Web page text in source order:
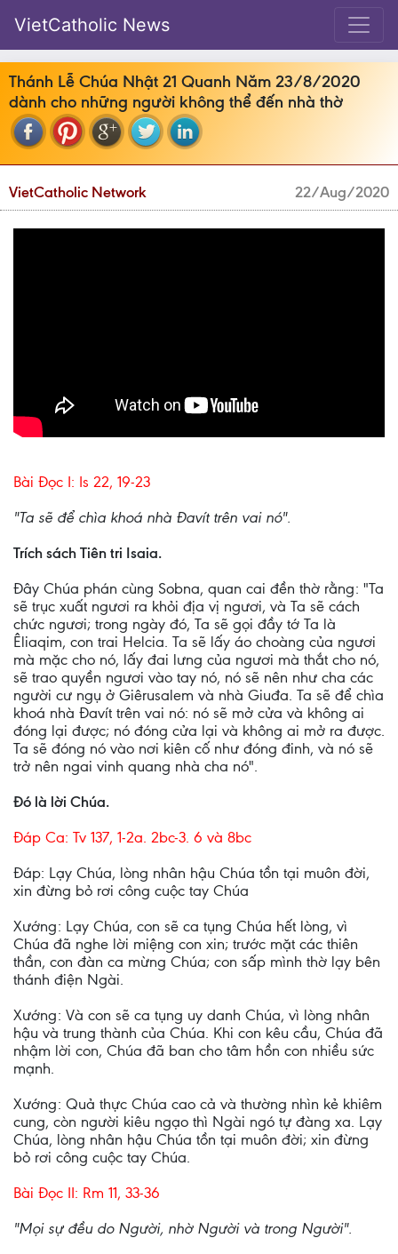
VietCatholic News
Thánh Lễ Chúa Nhật 21 Quanh Năm 23/8/2020
dành cho những người không thể đến nhà thờ
VietCatholic Network 22/Aug/2020
Bài Ðọc I: Is 22, 19-23
"Ta sẽ để chìa khoá nhà Ðavít trên vai nó".
Trích sách Tiên tri Isaia.
Ðây Chúa phán cùng Sobna, quan cai đền thờ rằng: "Ta
sẽ trục xuất ngươi ra khỏi địa vị ngươi, và Ta sẽ cách
chức ngươi; trong ngày đó, Ta sẽ gọi đầy tớ Ta là
Êliaqim, con trai Helcia. Ta sẽ lấy áo choàng của ngươi
mà mặc cho nó, lấy đai lưng của ngươi mà thắt cho nó,
sẽ trao quyền ngươi vào tay nó, nó sẽ nên như cha các
người cư ngụ ở Giêrusalem và nhà Giuđa. Ta sẽ để chìa
khoá nhà Ðavít trên vai nó: nó sẽ mở cửa và không ai
đóng lại được; nó đóng cửa lại và không ai mở ra được.
Ta sẽ đóng nó vào nơi kiên cố như đóng đinh, và nó sẽ
trở nên ngai vinh quang nhà cha nó".
Ðó là lời Chúa.
Ðáp Ca: Tv 137, 1-2a. 2bc-3. 6 và 8bc
Ðáp: Lạy Chúa, lòng nhân hậu Chúa tồn tại muôn đời,
xin đừng bỏ rơi công cuộc tay Chúa
Xướng: Lạy Chúa, con sẽ ca tụng Chúa hết lòng, vì
Chúa đã nghe lời miệng con xin; trước mặt các thiên
thần, con đàn ca mừng Chúa; con sấp mình thờ lạy bên
thánh điện Ngài.
Xướng: Và con sẽ ca tụng uy danh Chúa, vì lòng nhân
hậu và trung thành của Chúa. Khi con kêu cầu, Chúa đã
nhậm lời con, Chúa đã ban cho tâm hồn con nhiều sức
mạnh.
Xướng: Quả thực Chúa cao cả và thường nhìn kẻ khiêm
cung, còn người kiêu ngạo thì Ngài ngó tự đàng xa. Lạy
Chúa, lòng nhân hậu Chúa tồn tại muôn đời; xin đừng
bỏ rơi công cuộc tay Chúa.
Bài Ðọc II: Rm 11, 33-36
"Mọi sự đều do Người, nhờ Người và trong Người".